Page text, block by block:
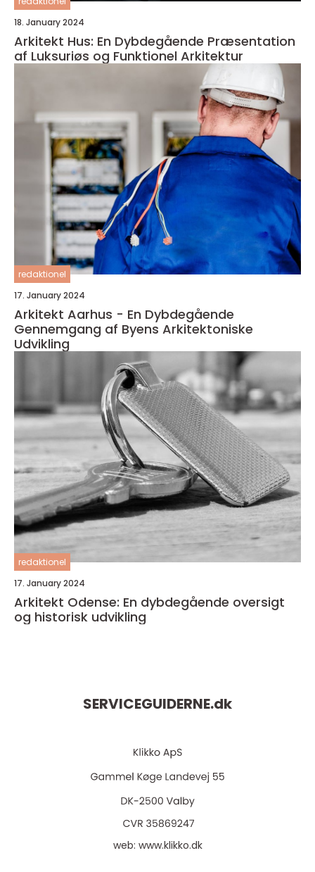
18. January 2024
Arkitekt Hus: En Dybdegående Præsentation
af Luksuriøs og Funktionel Arkitektur
redaktionel
17. January 2024
Arkitekt Aarhus - En Dybdegående
Gennemgang af Byens Arkitektoniske
Udvikling
redaktionel
17. January 2024
Arkitekt Odense: En dybdegående oversigt
og historisk udvikling
SERVICEGUIDERNE.dk
web: www.klikko.dk